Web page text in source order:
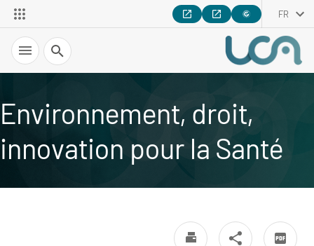
FR
Recherche
Environnement, droit,
innovation pour la Santé